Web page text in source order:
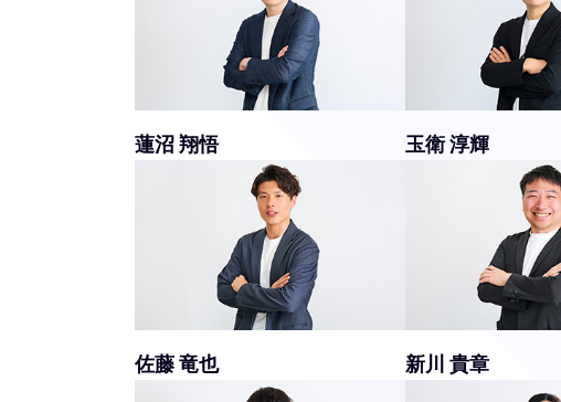
蓮沼 翔悟 玉衛 淳輝
佐藤 竜也 新川 貴章